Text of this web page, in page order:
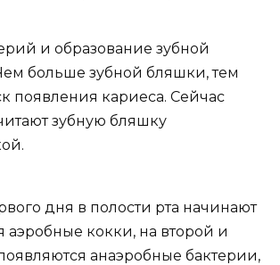
и образование зубной
больше зубной бляшки, тем
появления кариеса. Сейчас
зубную бляшку
дня в полости рта начинают
аэробные кокки, на второй и
анаэробные бактерии,